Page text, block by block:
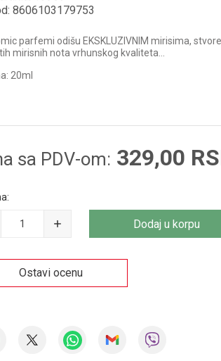
8606103179753
parfemi odišu EKSKLUZIVNIM mirisima,
mirisnih nota vrhunskog kvaliteta…
20ml
sa PDV-om: 329,00
Dodaj u korpu
Ostavi ocenu